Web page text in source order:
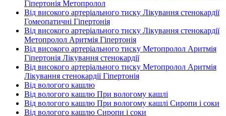
Гіпертонія Метопролол
Від високого артеріального тиску Лікування стенокардії
Гомеопатичні Гіпертонія
Від високого артеріального тиску Лікування стенокардії
Метопролол Аритмія Гіпертонія
Від високого артеріального тиску Метопролол Аритмія
Гіпертонія Лікування стенокардії
Від високого артеріального тиску Метопролол Аритмія
Лікування стенокардії Гіпертонія
Від вологого кашлю
Від вологого кашлю При вологому кашлі
Від вологого кашлю При вологому кашлі Сиропи і соки
Від вологого кашлю Сиропи і соки